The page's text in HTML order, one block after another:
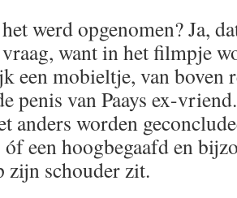
werd opgenomen? Ja,
want in het filmpje
een mobieltje, van boven
penis van Paays ex-
anders worden
een hoogbegaafd en
zijn schouder zit.